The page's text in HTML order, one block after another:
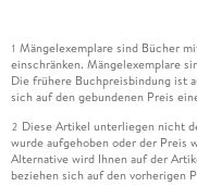
1 Mängelexemplare sind Bücher
einschränken. Mängelexemplare
Die frühere Buchpreisbindung ist
sich auf den gebundenen Preis
2 Diese Artikel unterliegen nicht
wurde aufgehoben oder der Preis
Alternative wird Ihnen auf der
beziehen sich auf den vorherigen